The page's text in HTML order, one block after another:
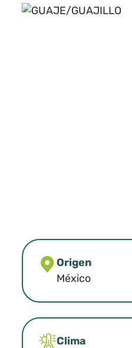
Origen
México
Clima